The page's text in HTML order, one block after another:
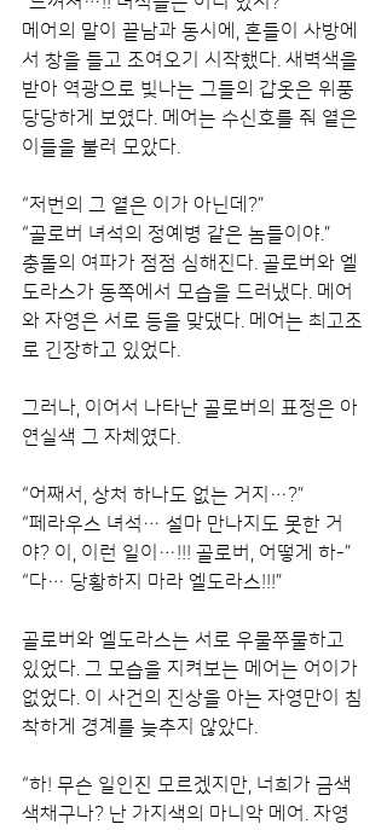
메어의 말이 끝남과 동시에, 혼들이 사방에
서 창을 들고 조여오기 시작했다. 새벽색을
받아 역광으로 빛나는 그들의 갑옷은 위풍
당당하게 보였다. 메어는 수신호를 줘 옅은
이들을 불러 모았다.
“저번의 그 옅은 이가 아닌데?”
“골로버 녀석의 정예병 같은 놈들이야.”
충돌의 여파가 점점 심해진다. 골로버와 엘
도라스가 동쪽에서 모습을 드러냈다. 메어
와 자영은 서로 등을 맞댔다. 메어는 최고조
로 긴장하고 있었다.
그러나, 이어서 나타난 골로버의 표정은 아
연실색 그 자체였다.
“어째서, 상처 하나도 없는 거지…?”
“페라우스 녀석… 설마 만나지도 못한 거
야? 이, 이런 일이…!!! 골로버, 어떻게 하-”
“다… 당황하지 마라 엘도라스!!!”
골로버와 엘도라스는 서로 우물쭈물하고
있었다. 그 모습을 지켜보는 메어는 어이가
없었다. 이 사건의 진상을 아는 자영만이 침
착하게 경계를 늦추지 않았다.
“하! 무슨 일인진 모르겠지만, 너희가 금색
색채구나? 난 가지색의 마니악 메어. 자영